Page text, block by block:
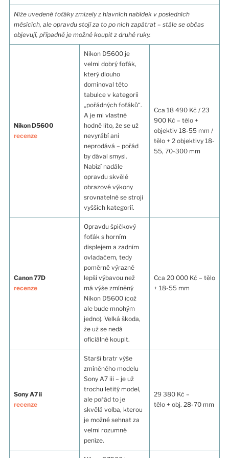
Níže uvedené foťáky zmizely z hlavních nabídek v posledních
měsících, ale opravdu stojí za to po nich zapátrat – stále se občas
objevují, případně je možné koupit z druhé ruky.
Nikon D5600
recenze
Nikon D5600 je
velmi dobrý foťák,
který dlouho
dominoval této
tabulce v kategorii
„pořádných foťáků“.
A je mi vlastně
hodně líto, že se už
nevyrábí ani
neprodává – pořád
by dával smysl.
Nabízí nadále
opravdu skvělé
obrazové výkony
srovnatelné se stroji
vyšších kategorií.
Cca 18 490 Kč / 23
900 Kč – tělo +
objektiv 18-55 mm /
tělo + 2 objektivy 18-
55, 70-300 mm
Canon 77D
recenze
Opravdu špičkový
foťák s horním
displejem a zadním
ovladačem, tedy
poměrně výrazně
lepší výbavou než
má výše zmíněný
Nikon D5600 (což
ale bude mnohým
jedno). Velká škoda,
že už se nedá
oficiálně koupit.
Cca 20 000 Kč – tělo
+ 18-55 mm
Sony A7 ii
recenze
Starší bratr výše
zmíněného modelu
Sony A7 iii – je už
trochu letitý model,
ale pořád to je
skvělá volba, kterou
je možné sehnat za
velmi rozumné
peníze.
29 380 Kč –
tělo + obj. 28-70 mm